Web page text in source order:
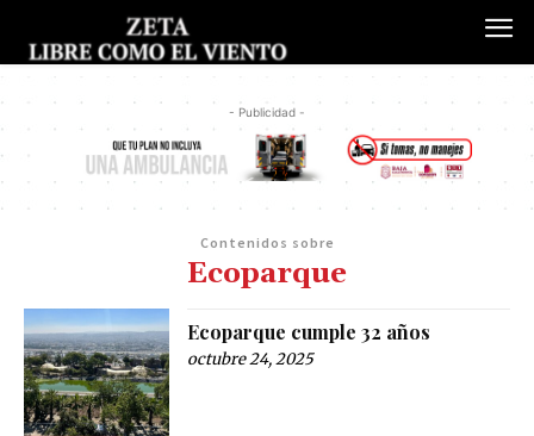
- Publicidad -
Contenidos sobre
Ecoparque
Ecoparque cumple 32 años
octubre 24, 2025